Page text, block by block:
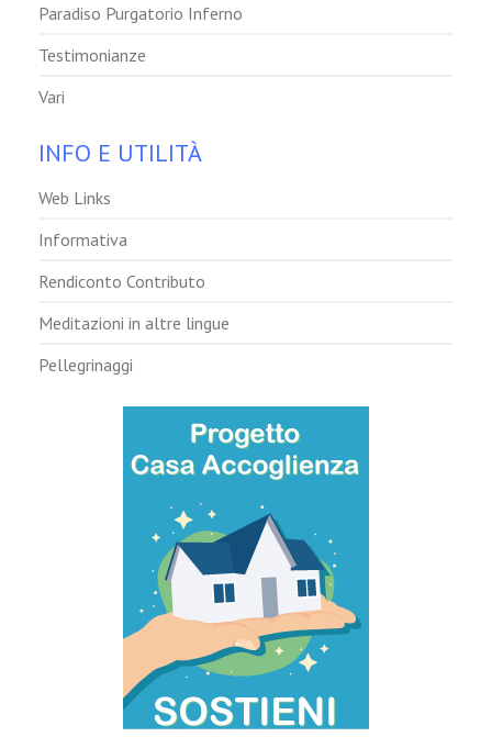
Paradiso Purgatorio Inferno
Testimonianze
Vari
INFO E UTILITÀ
Web Links
Informativa
Rendiconto Contributo
Meditazioni in altre lingue
Pellegrinaggi